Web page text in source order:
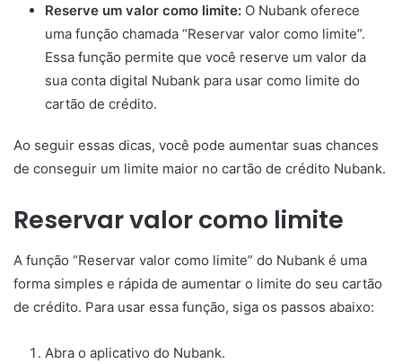
Reserve um valor como limite: O Nubank oferece
uma função chamada “Reservar valor como limite”.
Essa função permite que você reserve um valor da
sua conta digital Nubank para usar como limite do
cartão de crédito.
Ao seguir essas dicas, você pode aumentar suas chances
de conseguir um limite maior no cartão de crédito Nubank.
Reservar valor como limite
A função “Reservar valor como limite” do Nubank é uma
forma simples e rápida de aumentar o limite do seu cartão
de crédito. Para usar essa função, siga os passos abaixo:
Abra o aplicativo do Nubank.